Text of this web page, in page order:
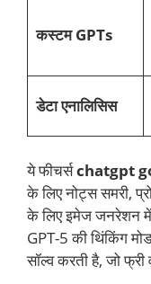
कस्टम GPTs
डेटा एनालिसिस
ये फीचर्सchatgpt
के लिए नोट्स समरी,
के लिए इमेज जनरेशन
GPT-5 की थिंकिंग
सॉल्व करती है, जो फ्री